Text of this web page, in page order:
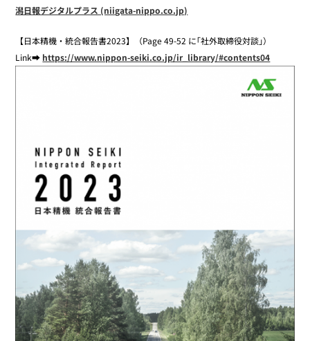
潟日報デジタルプラス (niigata-nippo.co.jp)
【日本精機・統合報告書2023】（Page 49-52 に｢社外取締役対談｣）
Link➡ https://www.nippon-seiki.co.jp/ir_library/#contents04